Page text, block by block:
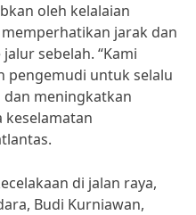
oleh kelalaian
jarak dan
sebelah. “Kami
pengemudi untuk selalu
meningkatkan
keselamatan
di jalan raya,
Budi Kurniawan,